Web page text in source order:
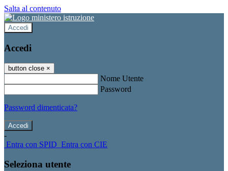
Salta al contenuto
Accedi
Accedi
button close ×
Nome Utente
Password
Password dimenticata?
-
Entra con SPID Entra con CIE
Seleziona utente